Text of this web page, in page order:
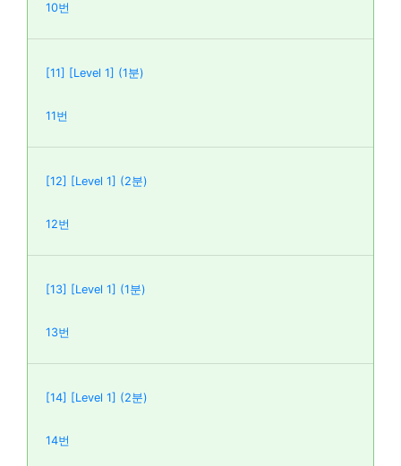
10번
[11] [Level 1] (1분)
11번
[12] [Level 1] (2분)
12번
[13] [Level 1] (1분)
13번
[14] [Level 1] (2분)
14번